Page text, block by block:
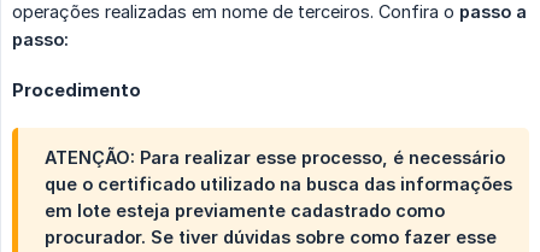
operações realizadas em nome de terceiros. Confira o passo a
passo:
Procedimento
ATENÇÃO: Para realizar esse processo, é necessário
que o certificado utilizado na busca das informações
em lote esteja previamente cadastrado como
procurador. Se tiver dúvidas sobre como fazer esse